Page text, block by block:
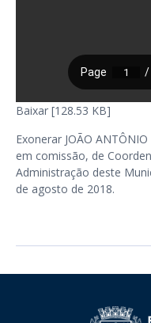
Baixar [128.53 KB]
Exonerar JOÃO
em comissão, de
Administração deste
de agosto de 2018.